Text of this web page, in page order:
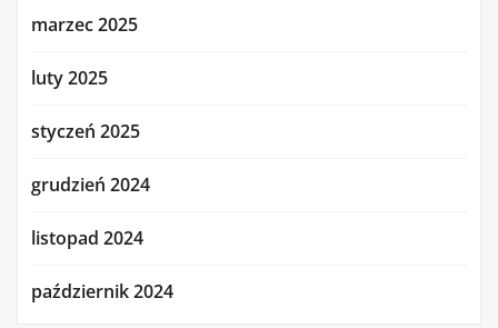
marzec 2025
luty 2025
styczeń 2025
grudzień 2024
listopad 2024
październik 2024